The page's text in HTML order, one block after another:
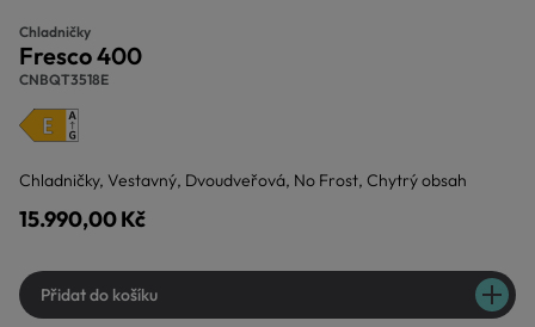
Chladničky
Fresco 400
CNBQT3518E
Chladničky, Vestavný, Dvoudveřová, No Frost, Chytrý obsah
15.990,00 Kč
Přidat do košíku